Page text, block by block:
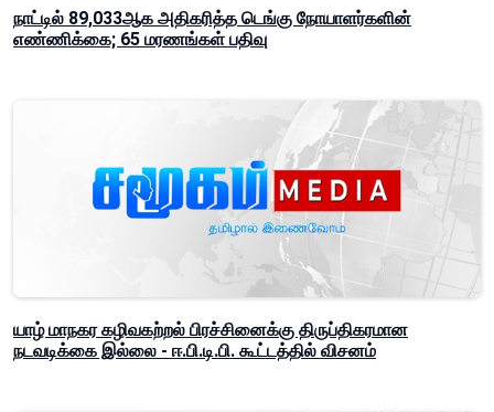
நாட்டில் 89,033ஆக அதிகரித்த டெங்கு நோயாளர்களின்
எண்ணிக்கை; 65 மரணங்கள் பதிவு
யாழ் மாநகர கழிவகற்றல் பிரச்சினைக்கு திருப்திகரமான
நடவடிக்கை இல்லை - ஈ.பி.டி.பி. கூட்டத்தில் விசனம்